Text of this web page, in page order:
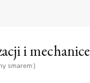
i mechanice
smarem:)